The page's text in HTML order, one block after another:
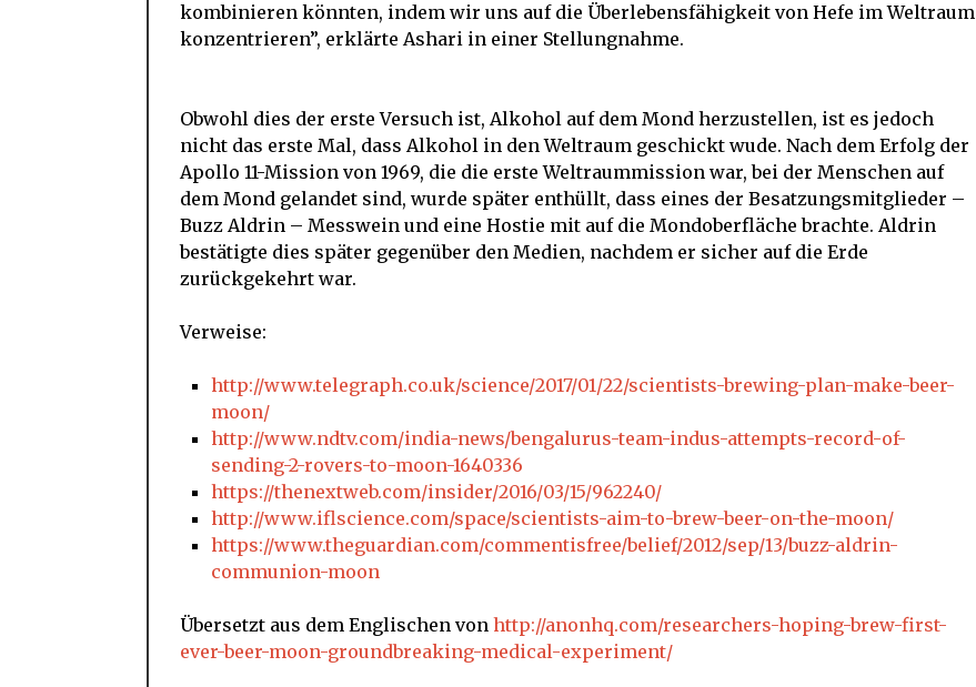
kombinieren könnten, indem wir uns auf die Überlebensfähigkeit von Hefe im Weltraum
konzentrieren”, erklärte Ashari in einer Stellungnahme.
Obwohl dies der erste Versuch ist, Alkohol auf dem Mond herzustellen, ist es jedoch
nicht das erste Mal, dass Alkohol in den Weltraum geschickt wude. Nach dem Erfolg der
Apollo 11-Mission von 1969, die die erste Weltraummission war, bei der Menschen auf
dem Mond gelandet sind, wurde später enthüllt, dass eines der Besatzungsmitglieder –
Buzz Aldrin – Messwein und eine Hostie mit auf die Mondoberfläche brachte. Aldrin
bestätigte dies später gegenüber den Medien, nachdem er sicher auf die Erde
zurückgekehrt war.
Verweise:
http://www.telegraph.co.uk/science/2017/01/22/scientists-brewing-plan-make-beer-
moon/
http://www.ndtv.com/india-news/bengalurus-team-indus-attempts-record-of-
sending-2-rovers-to-moon-1640336
https://thenextweb.com/insider/2016/03/15/962240/
http://www.iflscience.com/space/scientists-aim-to-brew-beer-on-the-moon/
https://www.theguardian.com/commentisfree/belief/2012/sep/13/buzz-aldrin-
communion-moon
Übersetzt aus dem Englischen von http://anonhq.com/researchers-hoping-brew-first-
ever-beer-moon-groundbreaking-medical-experiment/